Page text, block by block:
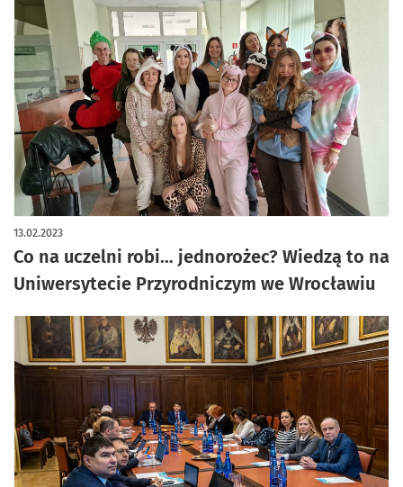
Co na uczelni robi… jednorożec? Wiedzą to na
Uniwersytecie Przyrodniczym we Wrocławiu
13.02.2023